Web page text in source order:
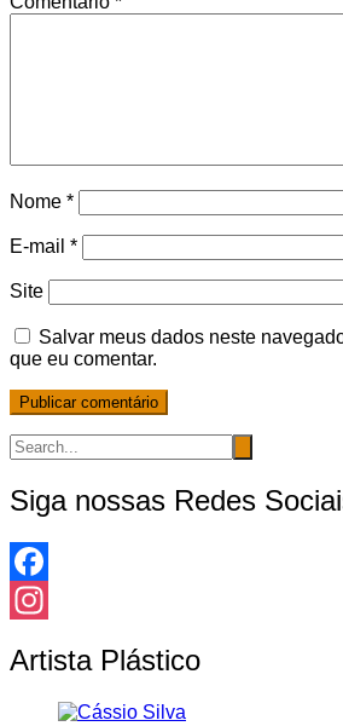
Nome *
E-mail *
Site
Salvar meus dados neste
que eu comentar.
Siga nossas Redes
Facebook
Artista Plástico